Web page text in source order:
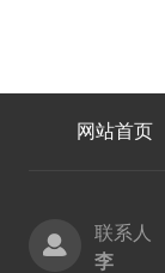
网站首页
联系人
李